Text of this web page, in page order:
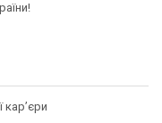
кар’єри